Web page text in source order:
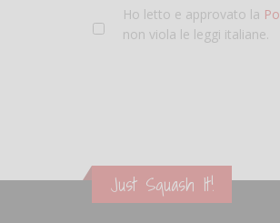
Ho letto e approvato la
non viola le leggi italiane.
Just Squash It!